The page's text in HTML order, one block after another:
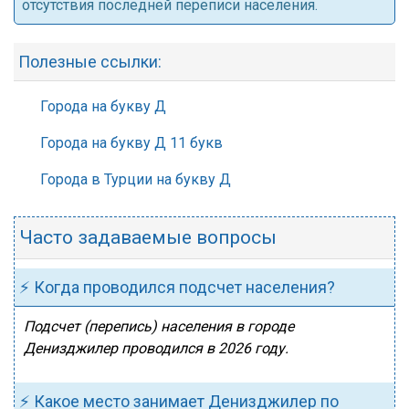
отсутствия последней переписи населения.
Полезные ссылки:
Города на букву Д
Города на букву Д 11 букв
Города в Турции на букву Д
Часто задаваемые вопросы
⚡ Когда проводился подсчет населения?
Подсчет (перепись) населения в городе
Денизджилер проводился в 2026 году.
⚡ Какое место занимает Денизджилер по